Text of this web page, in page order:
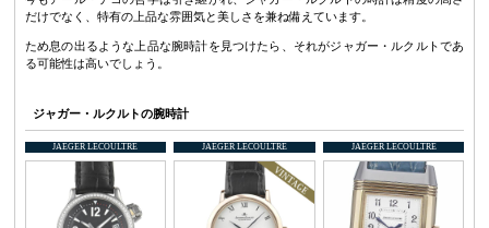
だけでなく、特有の上品な雰囲気と美しさを兼ね備えています。
ため息の出るような上品な腕時計を見つけたら、それがジャガー・ルクルトであ
る可能性は高いでしょう。
ジャガー・ルクルトの腕時計
JAEGER LECOULTRE JAEGER LECOULTRE JAEGER LECOULTRE